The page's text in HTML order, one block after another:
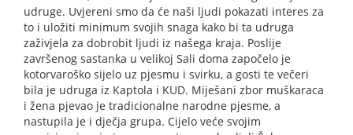
udruge. Uvjereni smo da će naši ljudi pokazati interes za
to i uložiti minimum svojih snaga kako bi ta udruga
zaživjela za dobrobit ljudi iz našega kraja. Poslije
završenog sastanka u velikoj Sali doma započelo je
kotorvaroško sijelo uz pjesmu i svirku, a gosti te večeri
bila je udruga iz Kaptola i KUD. Miješani zbor muškaraca
i žena pjevao je tradicionalne narodne pjesme, a
nastupila je i dječja grupa. Cijelo veće svojim